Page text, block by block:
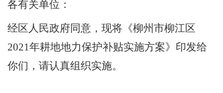
各有关单位：
经区人民政府同意，现将 《柳州市柳江区
2021年耕地地力保护补贴实施方案》印发给
你们，请认真组织实施。